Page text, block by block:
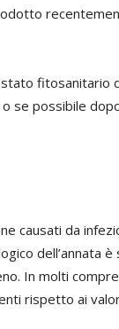
fitosanitario
se possibile
causati da
dell’annata
In molti
rispetto ai